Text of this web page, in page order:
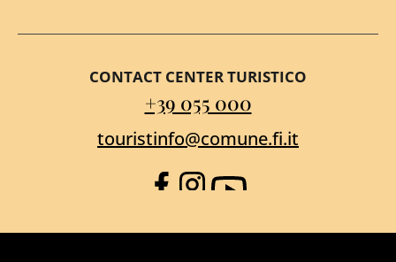
CONTACT CENTER TURISTICO
+39 055 000
touristinfo@comune.fi.it
Facebook
Instagram
YouTube